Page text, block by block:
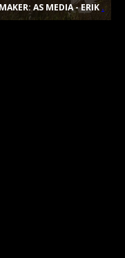
AS MEDIA - ERIK .